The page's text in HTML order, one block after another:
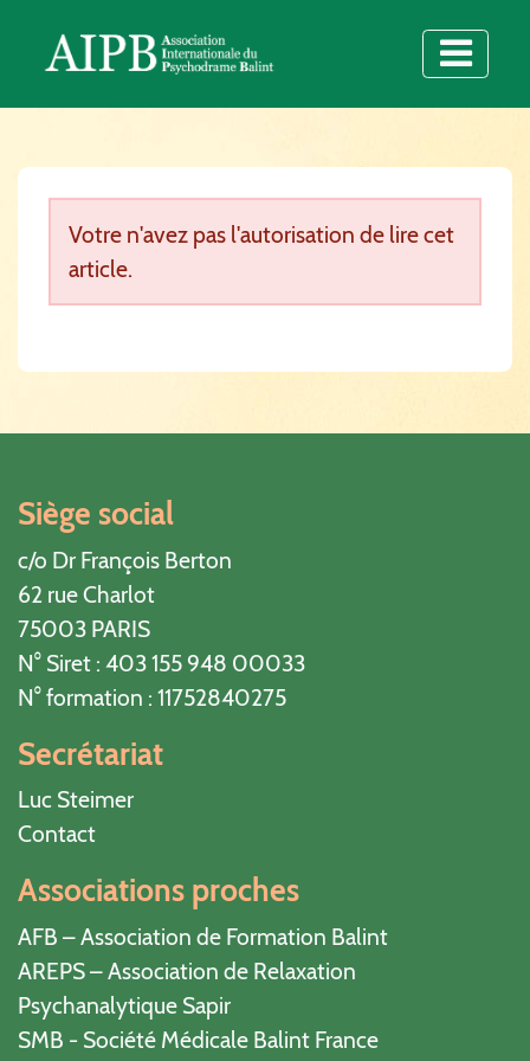
Votre n'avez pas l'autorisation de lire cet
article.
Siège social
c/o Dr François Berton
62 rue Charlot
75003 PARIS
N° Siret : 403 155 948 00033
N° formation : 11752840275
Secrétariat
Luc Steimer
Contact
Associations proches
AFB – Association de Formation Balint
AREPS – Association de Relaxation
Psychanalytique Sapir
SMB - Société Médicale Balint France